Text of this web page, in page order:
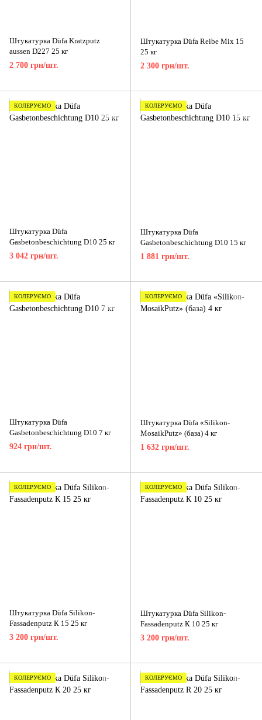
Штукатурка Düfa Kratzputz
aussen D227 25 кг
2 700 грн/шт.
Штукатурка Düfa Reibe Mix 15
25 кг
2 300 грн/шт.
КОЛЕРУЄМО
Штукатурка Düfa
Gasbetonbeschichtung D10 25 кг
3 042 грн/шт.
КОЛЕРУЄМО
Штукатурка Düfa
Gasbetonbeschichtung D10 15 кг
1 881 грн/шт.
КОЛЕРУЄМО
Штукатурка Düfa
Gasbetonbeschichtung D10 7 кг
924 грн/шт.
КОЛЕРУЄМО
Штукатурка Düfa «Silikon-
MosaikPutz» (база) 4 кг
1 632 грн/шт.
КОЛЕРУЄМО
Штукатурка Düfa Silikon-
Fassadenputz К 15 25 кг
3 200 грн/шт.
КОЛЕРУЄМО
Штукатурка Düfa Silikon-
Fassadenputz К 10 25 кг
3 200 грн/шт.
КОЛЕРУЄМО КОЛЕРУЄМО